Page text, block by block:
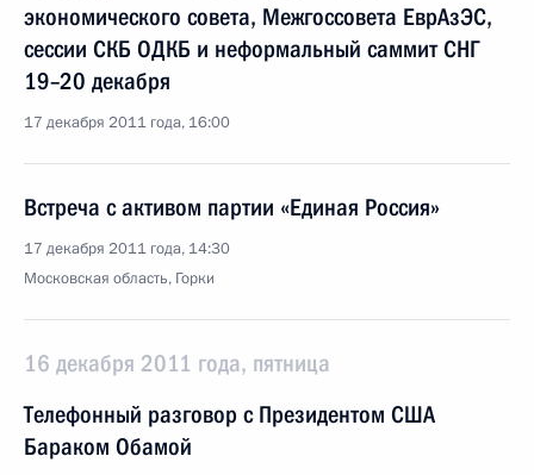
экономического совета, Межгоссовета ЕврАзЭС,
сессии СКБ ОДКБ и неформальный саммит СНГ
19–20 декабря
17 декабря 2011 года, 16:00
Встреча с активом партии «Единая Россия»
17 декабря 2011 года, 14:30
Московская область, Горки
16 декабря 2011 года, пятница
Телефонный разговор с Президентом США
Бараком Обамой